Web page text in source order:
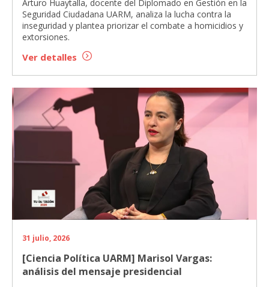
Arturo Huaytalla, docente del Diplomado en Gestión en la
Seguridad Ciudadana UARM, analiza la lucha contra la
inseguridad y plantea priorizar el combate a homicidios y
extorsiones.
Ver detalles
31 julio, 2026
[Ciencia Política UARM] Marisol Vargas:
análisis del mensaje presidencial